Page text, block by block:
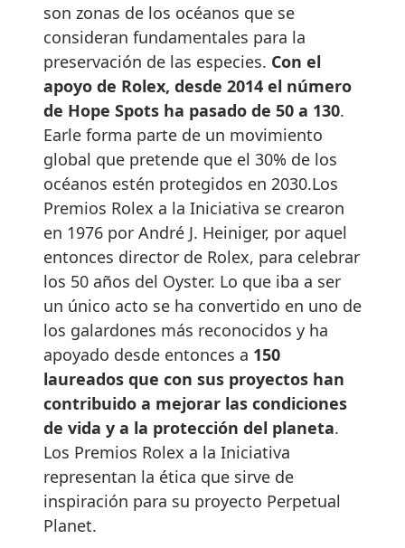
son zonas de los océanos que se
consideran fundamentales para la
preservación de las especies. Con el
apoyo de Rolex, desde 2014 el número
de Hope Spots ha pasado de 50 a 130.
Earle forma parte de un movimiento
global que pretende que el 30% de los
océanos estén protegidos en 2030.Los
Premios Rolex a la Iniciativa se crearon
en 1976 por André J. Heiniger, por aquel
entonces director de Rolex, para celebrar
los 50 años del Oyster. Lo que iba a ser
un único acto se ha convertido en uno de
los galardones más reconocidos y ha
apoyado desde entonces a 150
laureados que con sus proyectos han
contribuido a mejorar las condiciones
de vida y a la protección del planeta.
Los Premios Rolex a la Iniciativa
representan la ética que sirve de
inspiración para su proyecto Perpetual
Planet.